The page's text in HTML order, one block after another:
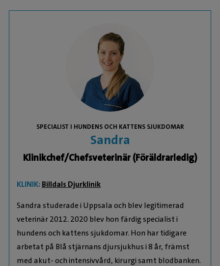
SPECIALIST I HUNDENS OCH KATTENS SJUKDOMAR
Sandra
Klinikchef/Chefsveterinär (Föräldrarledig)
KLINIK: Billdals Djurklinik
Sandra studerade i Uppsala och blev legitimerad
veterinär 2012. 2020 blev hon färdig specialist i
hundens och kattens sjukdomar. Hon har tidigare
arbetat på Blå stjärnans djursjukhus i 8 år, främst
med akut- och intensivvård, kirurgi samt blodbanken.